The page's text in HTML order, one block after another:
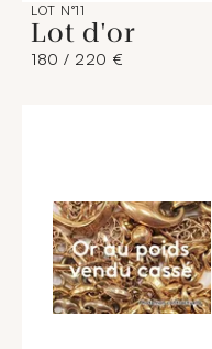
LOT N°11
Lot d'or
180 / 220 €